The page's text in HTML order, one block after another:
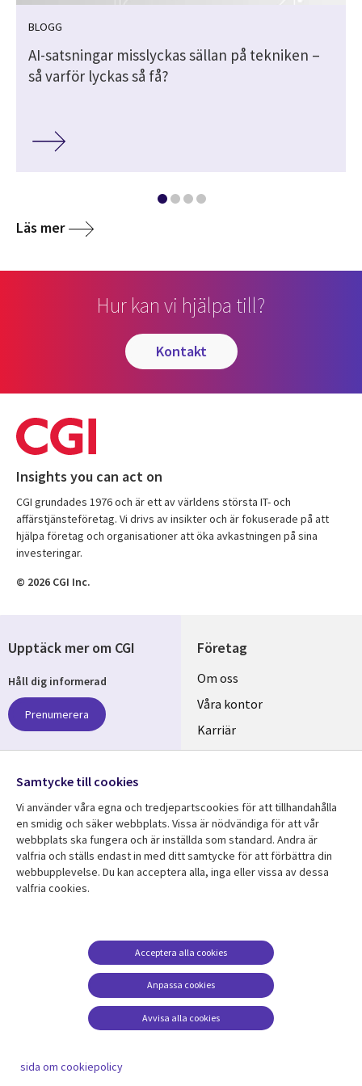
BLOGG
AI-satsningar misslyckas sällan på tekniken –
så varför lyckas så få?
Läs mer
Hur kan vi hjälpa till?
kontakt
Insights you can act on
CGI grundades 1976 och är ett av världens största IT- och
affärstjänsteföretag. Vi drivs av insikter och är fokuserade på att
hjälpa företag och organisationer att öka avkastningen på sina
investeringar.
© 2026 CGI Inc.
Företag
Useful
links
SWEDEN
Om oss
Våra kontor
Karriär
Hållbarhet
Resurscenter
SWEDEN
SWEDEN
dataskydd
Accessibility
Terms of Use
Hantering av cookies
Upptäck mer om CGI
Håll dig informerad
Prenumerera
Följ oss
Social
Media
SWEDEN
Samtycke till cookies
Vi använder våra egna och tredjepartscookies för att tillhandahålla
en smidig och säker webbplats. Vissa är nödvändiga för att vår
webbplats ska fungera och är inställda som standard. Andra är
valfria och ställs endast in med ditt samtycke för att förbättra din
webbupplevelse. Du kan acceptera alla, inga eller vissa av dessa
valfria cookies.
Anpassa cookies
Acceptera alla cookies
Avvisa alla cookies
sida om cookiepolicy